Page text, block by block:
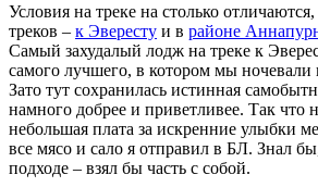
Условия на треке на столько
треков – к Эвересту и в районе
Самый захудалый лодж на треке к
самого лучшего, в котором мы ночевали
Зато тут сохранилась истинная
намного добрее и приветливее. Так что
небольшая плата за искренние улыбки
все мясо и сало я отправил в БЛ. Знал
подходе – взял бы часть с собой.